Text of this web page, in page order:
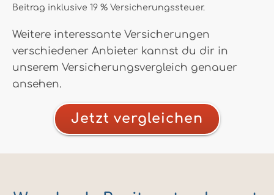
Beitrag inklusive 19 % Versicherungssteuer.
Weitere interessante Versicherungen
verschiedener Anbieter kannst du dir in
unserem Versicherungsvergleich genauer
ansehen.
Jetzt vergleichen